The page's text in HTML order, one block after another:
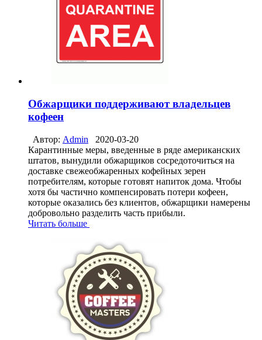
Обжарщики поддерживают владельцев
кофеен
Автор: Admin
2020-03-20
Карантинные меры, введенные в ряде американских
штатов, вынудили обжарщиков сосредоточиться на
доставке свежеобжаренных кофейных зерен
потребителям, которые готовят напиток дома. Чтобы
хотя бы частично компенсировать потери кофеен,
которые оказались без клиентов, обжарщики намерены
добровольно разделить часть прибыли.
Читать больше